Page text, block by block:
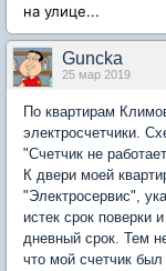
на улице...
Guncka
25 мар 2019
По квартирам
электросчетчики.
"Счетчик не
К двери моей
"Электросервис",
истек срок поверки
дневный срок. Тем
что мой счетчик